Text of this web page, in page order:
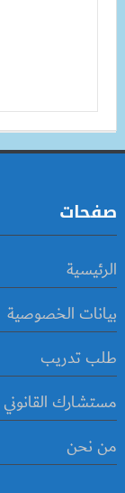
صفحات
الرئيسية
بيانات الخصوصية
طلب تدريب
مستشارك القانوني
من نحن